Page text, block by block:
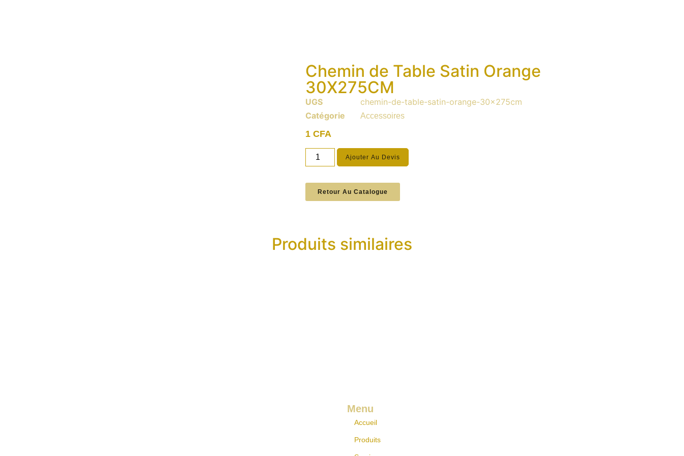
Chemin de Table Satin Orange
30X275CM
UGS
chemin-de-table-satin-orange-30x275cm
Catégorie
Accessoires
1CFA
Ajouter Au Devis
Retour Au Catalogue
Produits similaires
Menu
Accueil
Produits